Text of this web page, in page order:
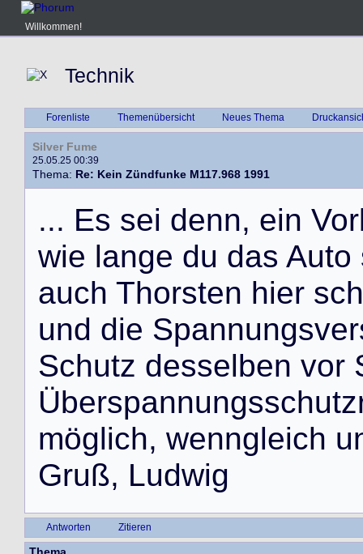
Willkommen!
Technik
Forenliste Themenübersicht Neues Thema
Silver Fume
25.05.25 00:39
Thema: Re: Kein Zündfunke M117.968 1991
... Es sei denn, ein Vor
wie lange du das Auto
auch Thorsten hier sch
und die Spannungsver
Schutz desselben vor
Überspannungsschutz
möglich, wenngleich u
Gruß, Ludwig
Antworten Zitieren